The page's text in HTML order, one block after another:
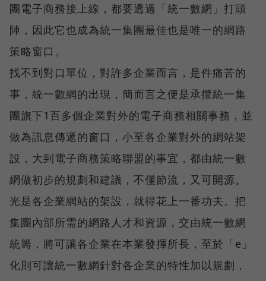
團電子商務接上線，都要透過「統一數網」打頭
陣，因此它也成為統一集團最佳也是唯一的網路
策略窗口。
找不到對口單位，對許多企業而言，是件痛苦的
事，統一數網的出現，簡而言之便是承攬統一集
團旗下1百多個企業對外的電子商務相關事務，並
做為訊息傳遞的窗口，小至各企業對外的網站架
設，大到電子商務策略聯盟的事宜，都由統一數
網做初步的規劃和建議，不僅節流，又可開源。
光是各企業網站的架設，就得花上一番功夫。把
集團內部所需的網路人才和資源，交由統一數網
統籌，將可讓各企業在本業發揮所長，至於「e」
化則可讓統一數網針對各企業的特性加以規劃，